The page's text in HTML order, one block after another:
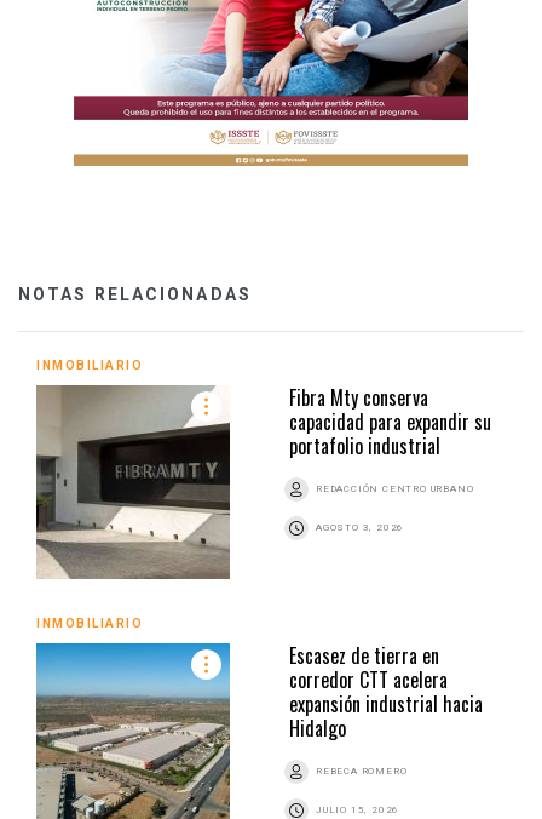
NOTAS RELACIONADAS
INMOBILIARIO
Fibra Mty conserva
capacidad para expandir su
portafolio industrial
REDACCIÓN CENTRO URBANO
AGOSTO 3, 2026
INMOBILIARIO
Escasez de tierra en
corredor CTT acelera
expansión industrial hacia
Hidalgo
REBECA ROMERO
JULIO 15, 2026